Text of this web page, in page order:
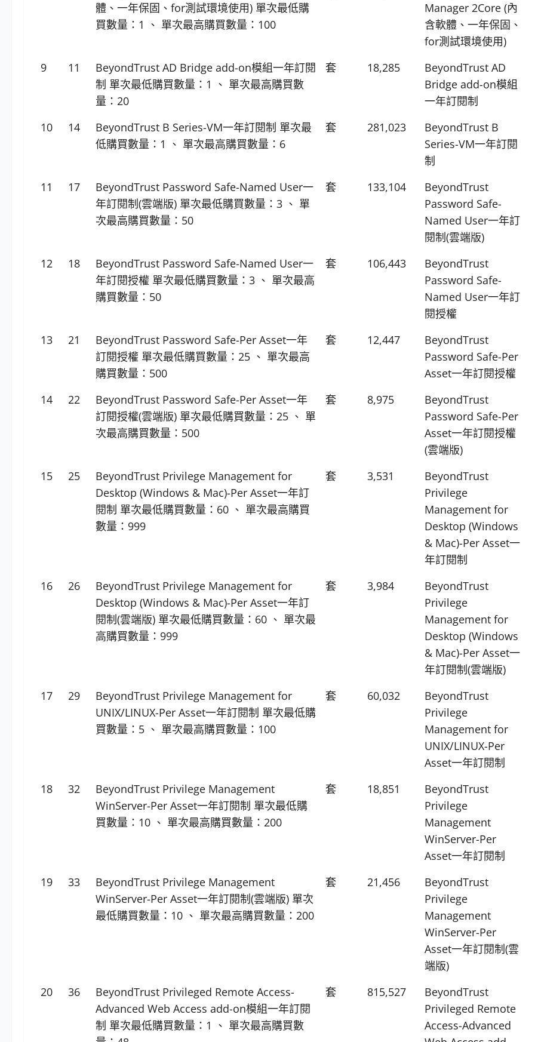
體、一年保固、for測試環境使用) 單次最低購
買數量：1 、 單次最高購買數量：100
Manager 2Core (內
含軟體、一年保固、
for測試環境使用)
9
11
BeyondTrust AD Bridge add-on模組一年訂閱
制 單次最低購買數量：1 、 單次最高購買數
量：20
套 18,285
BeyondTrust AD
Bridge add-on模組
一年訂閱制
10
14
BeyondTrust B Series-VM一年訂閱制 單次最
低購買數量：1 、 單次最高購買數量：6
套 281,023
BeyondTrust B
Series-VM一年訂閱
制
11
17
BeyondTrust Password Safe-Named User一
年訂閱制(雲端版) 單次最低購買數量：3 、 單
次最高購買數量：50
套 133,104
BeyondTrust
Password Safe-
Named User一年訂
閱制(雲端版)
12
18
BeyondTrust Password Safe-Named User一
年訂閱授權 單次最低購買數量：3 、 單次最高
購買數量：50
套 106,443
BeyondTrust
Password Safe-
Named User一年訂
閱授權
13
21
BeyondTrust Password Safe-Per Asset一年
訂閱授權 單次最低購買數量：25 、 單次最高
購買數量：500
套 12,447
BeyondTrust
Password Safe-Per
Asset一年訂閱授權
14
22
BeyondTrust Password Safe-Per Asset一年
訂閱授權(雲端版) 單次最低購買數量：25 、 單
次最高購買數量：500
套 8,975
BeyondTrust
Password Safe-Per
Asset一年訂閱授權
(雲端版)
15
25
BeyondTrust Privilege Management for
Desktop (Windows & Mac)-Per Asset一年訂
閱制 單次最低購買數量：60 、 單次最高購買
數量：999
套 3,531
BeyondTrust
Privilege
Management for
Desktop (Windows
& Mac)-Per Asset一
年訂閱制
16
26
BeyondTrust Privilege Management for
Desktop (Windows & Mac)-Per Asset一年訂
閱制(雲端版) 單次最低購買數量：60 、 單次最
高購買數量：999
套 3,984
BeyondTrust
Privilege
Management for
Desktop (Windows
& Mac)-Per Asset一
年訂閱制(雲端版)
17
29
BeyondTrust Privilege Management for
UNIX/LINUX-Per Asset一年訂閱制 單次最低購
買數量：5 、 單次最高購買數量：100
套 60,032
BeyondTrust
Privilege
Management for
UNIX/LINUX-Per
Asset一年訂閱制
18
32
BeyondTrust Privilege Management
WinServer-Per Asset一年訂閱制 單次最低購
買數量：10 、 單次最高購買數量：200
套 18,851
BeyondTrust
Privilege
Management
WinServer-Per
Asset一年訂閱制
19
33
BeyondTrust Privilege Management
WinServer-Per Asset一年訂閱制(雲端版) 單次
最低購買數量：10 、 單次最高購買數量：200
套 21,456
BeyondTrust
Privilege
Management
WinServer-Per
Asset一年訂閱制(雲
端版)
20
36
BeyondTrust Privileged Remote Access-
Advanced Web Access add-on模組一年訂閱
制 單次最低購買數量：1 、 單次最高購買數
套 815,527
BeyondTrust
Privileged Remote
Access-Advanced